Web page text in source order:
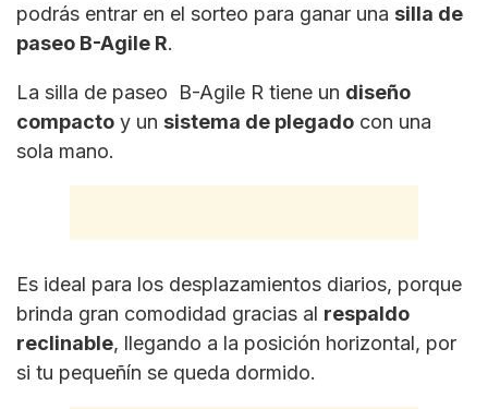
podrás entrar en el sorteo para ganar una silla de
paseo B-Agile R.
La silla de paseo B-Agile R tiene un diseño
compacto y un sistema de plegado con una
sola mano.
Es ideal para los desplazamientos diarios, porque
brinda gran comodidad gracias al respaldo
reclinable, llegando a la posición horizontal, por
si tu pequeñín se queda dormido.